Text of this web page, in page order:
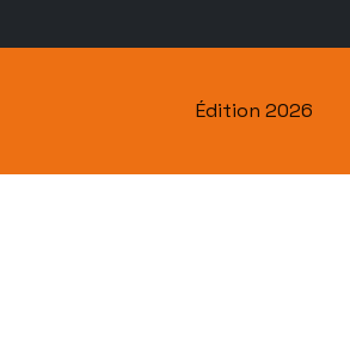
Édition 2026